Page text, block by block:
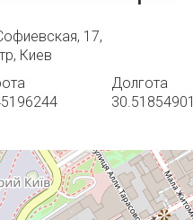
17,
Киев
Долгота
30.51854901